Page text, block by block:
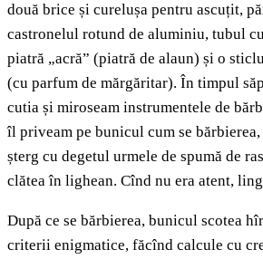
două brice și curelușa pentru ascuțit,
castronelul rotund de aluminiu, tubul
piatră „acră” (piatră de alaun) și o
(cu parfum de mărgăritar). În timpul
cutia și miroseam instrumentele de
îl priveam pe bunicul cum se
șterg cu degetul urmele de spumă de
clătea în lighean. Cînd nu era atent,
După ce se bărbierea, bunicul scotea
criterii enigmatice, făcînd calcule cu